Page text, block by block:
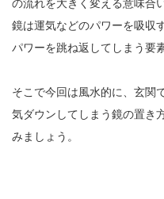
の流れを大きく変える意味合
鏡は運気などのパワーを吸収
パワーを跳ね返してしまう要
そこで今回は風水的に、玄関
気ダウンしてしまう鏡の置き
みましょう。